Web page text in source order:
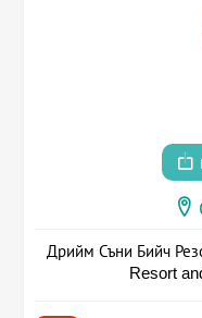
Дрийм Съни Бийч
Resort